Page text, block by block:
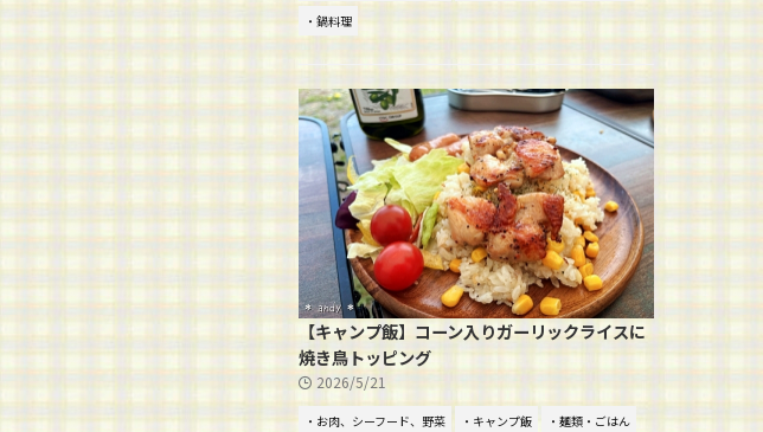
・鍋料理
【キャンプ飯】コーン入りガーリックライスに
焼き鳥トッピング
2026/5/21
・お肉、シーフード、野菜 ・キャンプ飯 ・麺類・ごはん